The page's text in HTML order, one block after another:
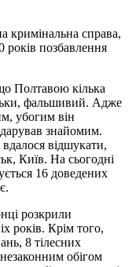
кримінальна справа,
років позбавлення
Полтавою кілька
фальшивий. Адже
убогим він
знайомим.
відшукати,
Київ. На сьогодні
16 доведених
розкрили
років. Крім того,
8 тілесних
обігом